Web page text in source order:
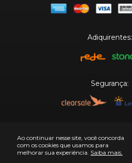
Ao continuar nesse site, você concorda
com os cookies que usamos para
melhorar sua experiência. Saiba mais.
Adiquirentes:
Segurança: